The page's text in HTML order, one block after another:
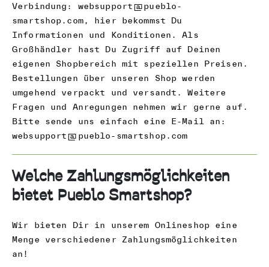
Verbindung: websupport@pueblo-
smartshop.com, hier bekommst Du
Informationen und Konditionen. Als
Großhändler hast Du Zugriff auf Deinen
eigenen Shopbereich mit speziellen Preisen.
Bestellungen über unseren Shop werden
umgehend verpackt und versandt. Weitere
Fragen und Anregungen nehmen wir gerne auf.
Bitte sende uns einfach eine E-Mail an:
websupport@pueblo-smartshop.com
Welche Zahlungsmöglichkeiten
bietet Pueblo Smartshop?
Wir bieten Dir in unserem Onlineshop eine
Menge verschiedener Zahlungsmöglichkeiten
an!